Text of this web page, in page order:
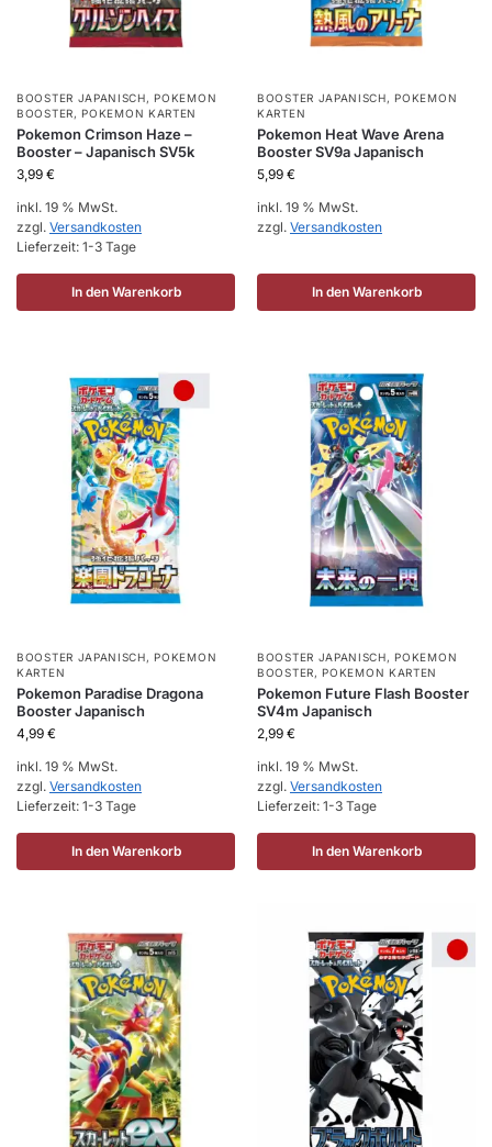
BOOSTER JAPANISCH, POKEMON
BOOSTER, POKEMON KARTEN
Pokemon Crimson Haze –
Booster – Japanisch SV5k
3,99 €
inkl. 19 % MwSt.
zzgl. Versandkosten
Lieferzeit: 1-3 Tage
In den Warenkorb
BOOSTER JAPANISCH, POKEMON
KARTEN
Pokemon Heat Wave Arena
Booster SV9a Japanisch
5,99 €
inkl. 19 % MwSt.
zzgl. Versandkosten
In den Warenkorb
BOOSTER JAPANISCH,POKEMON
KARTEN
Pokemon Paradise Dragona
Booster Japanisch
4,99 €
inkl. 19 % MwSt.
zzgl. Versandkosten
Lieferzeit: 1-3 Tage
In den Warenkorb
BOOSTER JAPANISCH,POKEMON
BOOSTER,POKEMON KARTEN
Pokemon Future Flash Booster
SV4m Japanisch
2,99 €
inkl. 19 % MwSt.
zzgl. Versandkosten
Lieferzeit: 1-3 Tage
In den Warenkorb